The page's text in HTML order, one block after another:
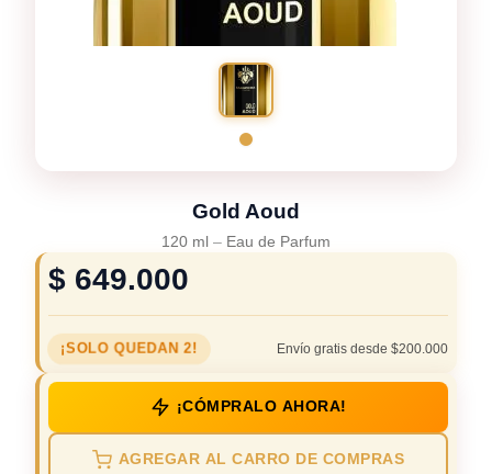
Gold Aoud
120 ml – Eau de Parfum
$ 649.000
¡SOLO QUEDAN 2! Envío gratis desde $200.000
¡CÓMPRALO AHORA!
AGREGAR AL CARRO DE COMPRAS